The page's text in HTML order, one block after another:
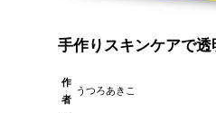
手作りスキンケアで
作
者
うつろあきこ